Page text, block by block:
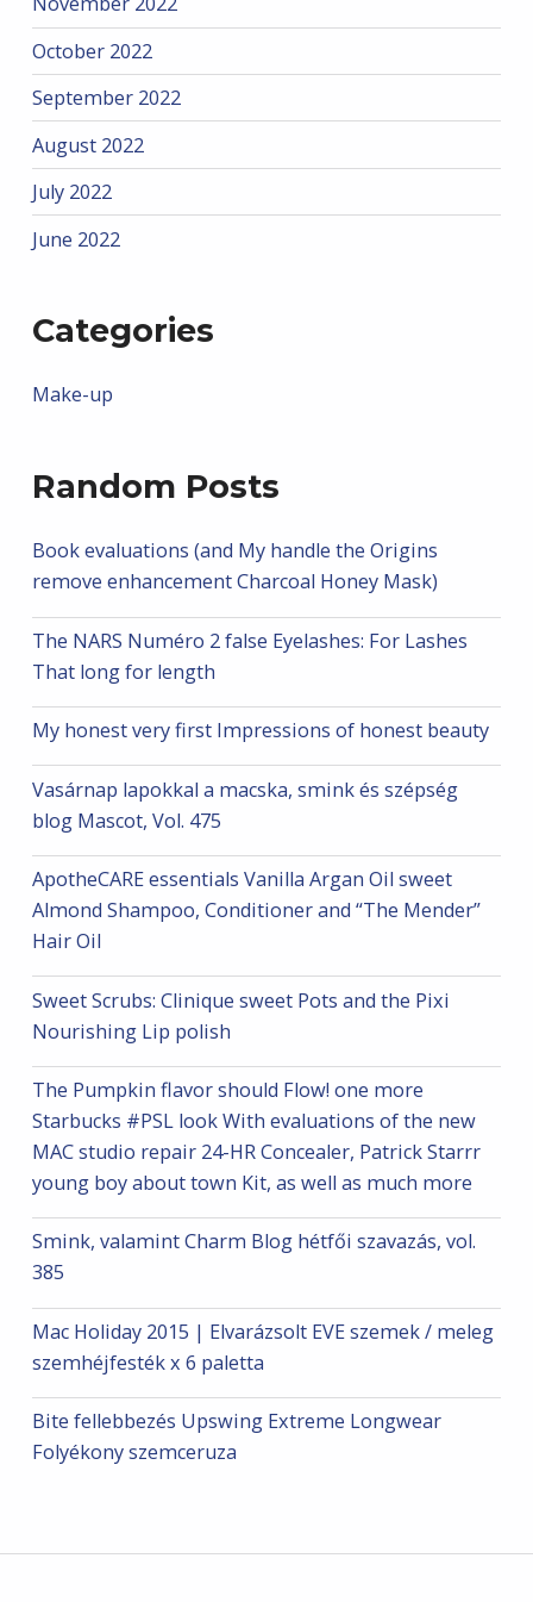
October 2022
September 2022
August 2022
July 2022
June 2022
Categories
Make-up
Random Posts
Book evaluations (and My handle the Origins
remove enhancement Charcoal Honey Mask)
The NARS Numéro 2 false Eyelashes: For Lashes
That long for length
My honest very first Impressions of honest beauty
Vasárnap lapokkal a macska, smink és szépség
blog Mascot, Vol. 475
ApotheCARE essentials Vanilla Argan Oil sweet
Almond Shampoo, Conditioner and “The Mender”
Hair Oil
Sweet Scrubs: Clinique sweet Pots and the Pixi
Nourishing Lip polish
The Pumpkin flavor should Flow! one more
Starbucks #PSL look With evaluations of the new
MAC studio repair 24-HR Concealer, Patrick Starrr
young boy about town Kit, as well as much more
Smink, valamint Charm Blog hétfői szavazás, vol.
385
Mac Holiday 2015 | Elvarázsolt EVE szemek / meleg
szemhéjfesték x 6 paletta
Bite fellebbezés Upswing Extreme Longwear
Folyékony szemceruza
Post navigation